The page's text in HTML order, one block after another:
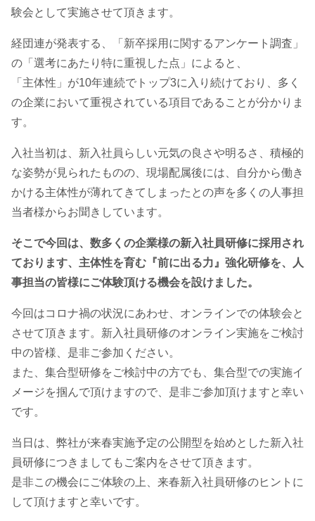
験会として実施させて頂きます。
経団連が発表する、「新卒採用に関するアンケート調査」
の「選考にあたり特に重視した点」によると、
「主体性」が10年連続でトップ3に入り続けており、多く
の企業において重視されている項目であることが分かりま
す。
入社当初は、新入社員らしい元気の良さや明るさ、積極的
な姿勢が見られたものの、現場配属後には、自分から働き
かける主体性が薄れてきてしまったとの声を多くの人事担
当者様からお聞きしています。
そこで今回は、数多くの企業様の新入社員研修に採用され
ております、主体性を育む『前に出る力』強化研修を、人
事担当の皆様にご体験頂ける機会を設けました。
今回はコロナ禍の状況にあわせ、オンラインでの体験会と
させて頂きます。新入社員研修のオンライン実施をご検討
中の皆様、是非ご参加ください。
また、集合型研修をご検討中の方でも、集合型での実施イ
メージを掴んで頂けますので、是非ご参加頂けますと幸い
です。
当日は、弊社が来春実施予定の公開型を始めとした新入社
員研修につきましてもご案内をさせて頂きます。
是非この機会にご体験の上、来春新入社員研修のヒントに
して頂けますと幸いです。